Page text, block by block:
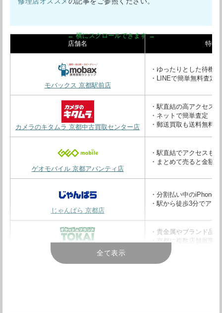
店舗名 特徴
モバックス 京都駅前店
・ゆったりとした待機室
・LINEで簡単無料査定
カメラのキタムラ 京都中古買取センター店
・駅直結の高アクセス！
・ネットで簡単査定
・郵送買取も送料無料
ゲオモバイル 京都アバンティ店
・駅直結でアクセスも
・まとめて売ると金額
じゃんぱら 京都店
・分割払い中のiPhone
・駅から徒歩3分でアク
買取専門店TOKAI 四条河原町店
・貴金属やブランド品
・京都に複数店舗展開
・ニーズにあわせた買
全て表示